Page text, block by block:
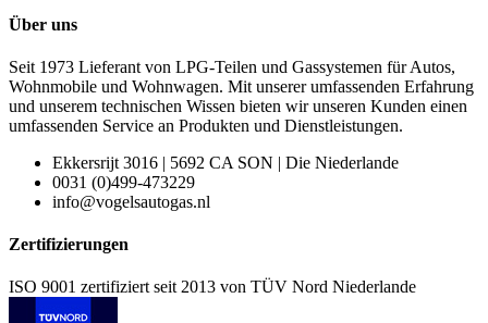
Über uns
Seit 1973 Lieferant von LPG-Teilen und Gassystemen für Autos,
Wohnmobile und Wohnwagen. Mit unserer umfassenden Erfahrung
und unserem technischen Wissen bieten wir unseren Kunden einen
umfassenden Service an Produkten und Dienstleistungen.
Ekkersrijt 3016 | 5692 CA SON | Die Niederlande
0031 (0)499-473229
info@vogelsautogas.nl
Zertifizierungen
ISO 9001 zertifiziert seit 2013 von TÜV Nord Niederlande